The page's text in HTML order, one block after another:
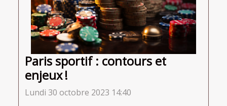
Paris sportif : contours et
enjeux !
Lundi 30 octobre 2023 14:40